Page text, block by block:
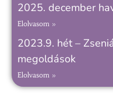
2025. december
Elolvasom »
2023.9. hét –
megoldások
Elolvasom »